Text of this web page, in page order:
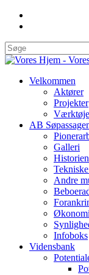
Velkommen
Aktører
Projekter
AB
Galleri
Andre
Økonomi
Infoboks
Vidensbank